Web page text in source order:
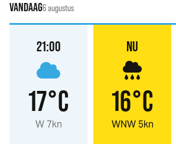
VANDAAG6 augustus
21:00
17°C
W 7kn
NU
16°C
WNW 5kn